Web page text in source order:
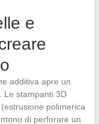
e
additiva apre un
Le stampanti 3D
polimerica
di perforare un